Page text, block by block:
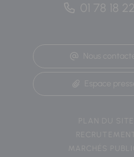
01 78 18
Nous
Espace presse
PLAN DU SITE
RECRUTEMENT
MARCHÉS